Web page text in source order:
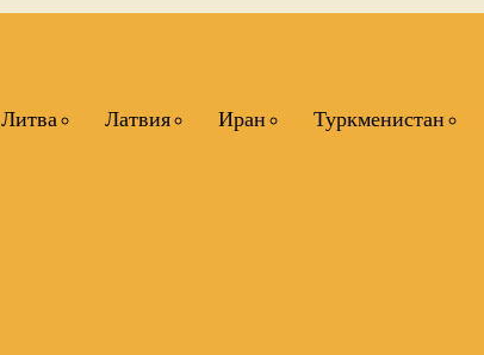
Литва Латвия Иран Туркменистан